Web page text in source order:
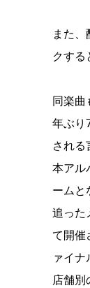
また
クす
同楽曲
年ぶり
される
本アル
ームと
追った
て開催
ァイナ
店舗